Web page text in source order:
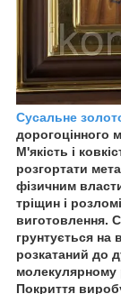
Сусальне
дорогоцінного
М'якість і
розгортати
фізичним
тріщин і
виготовлення.
грунтується на
розкатаний до
молекулярному
Покриття